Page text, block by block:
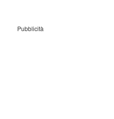
Pubblicità